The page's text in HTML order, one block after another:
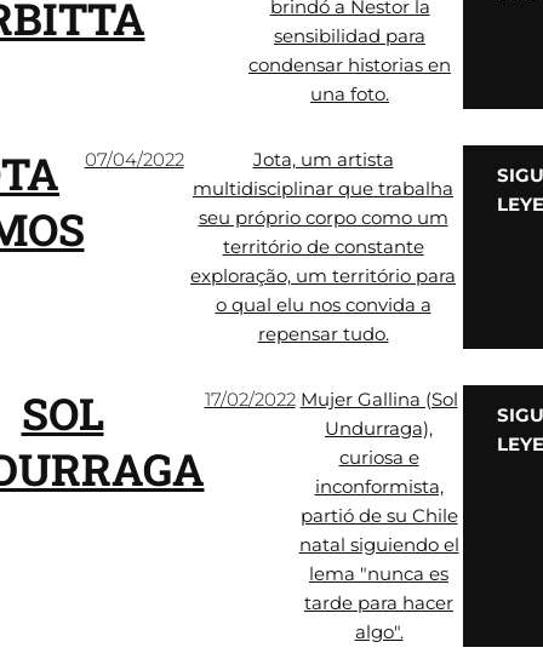
brindó a Nestor la
sensibilidad para
condensar historias en
una foto.
07/04/2022
Jota, um artista
multidisciplinar que trabalha
seu próprio corpo como um
território de constante
exploração, um território para
o qual elu nos convida a
repensar tudo.
SOL
17/02/2022 Mujer Gallina (Sol
Undurraga),
curiosa e
inconformista,
partió de su Chile
natal siguiendo el
lema "nunca es
tarde para hacer
algo".